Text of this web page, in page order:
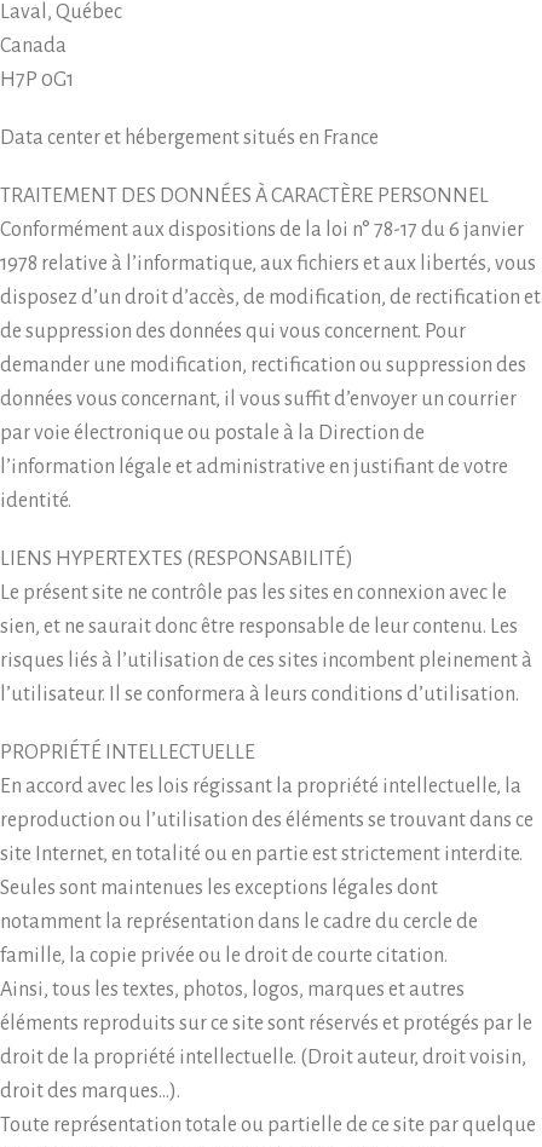
Laval, Québec
Canada
H7P 0G1
Data center et hébergement situés en France
TRAITEMENT DES DONNÉES À CARACTÈRE PERSONNEL
Conformément aux dispositions de la loi n° 78-17 du 6 janvier
1978 relative à l’informatique, aux fichiers et aux libertés, vous
disposez d’un droit d’accès, de modification, de rectification et
de suppression des données qui vous concernent. Pour
demander une modification, rectification ou suppression des
données vous concernant, il vous suffit d’envoyer un courrier
par voie électronique ou postale à la Direction de
l’information légale et administrative en justifiant de votre
identité.
LIENS HYPERTEXTES (RESPONSABILITÉ)
Le présent site ne contrôle pas les sites en connexion avec le
sien, et ne saurait donc être responsable de leur contenu. Les
risques liés à l’utilisation de ces sites incombent pleinement à
l’utilisateur. Il se conformera à leurs conditions d’utilisation.
PROPRIÉTÉ INTELLECTUELLE
En accord avec les lois régissant la propriété intellectuelle, la
reproduction ou l’utilisation des éléments se trouvant dans ce
site Internet, en totalité ou en partie est strictement interdite.
Seules sont maintenues les exceptions légales dont
notamment la représentation dans le cadre du cercle de
famille, la copie privée ou le droit de courte citation.
Ainsi, tous les textes, photos, logos, marques et autres
éléments reproduits sur ce site sont réservés et protégés par le
droit de la propriété intellectuelle. (Droit auteur, droit voisin,
droit des marques…).
Toute représentation totale ou partielle de ce site par quelque